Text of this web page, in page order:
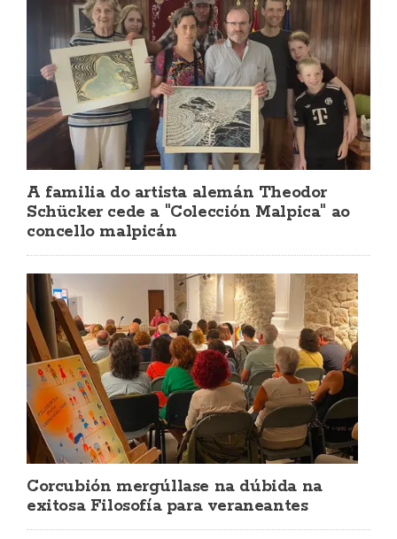
A familia do artista alemán Theodor
Schücker cede a "Colección Malpica" ao
concello malpicán
Corcubión mergúllase na dúbida na
exitosa Filosofía para veraneantes